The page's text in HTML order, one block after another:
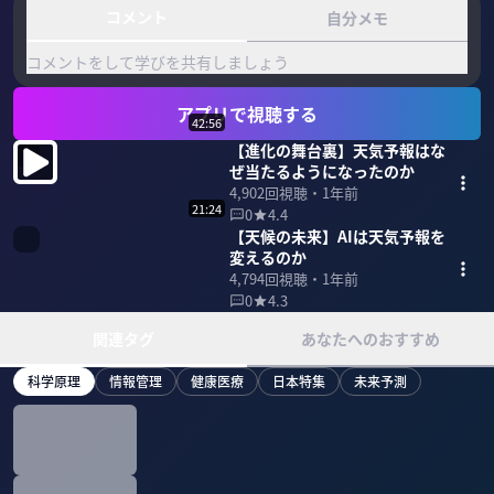
自分メモ
コメントをして学びを共有しましょう
アプリで視聴する
42:56
【進化の舞台裏】天気予報はな
ぜ当たるようになったのか
4,902回視聴・ 1年前
0
4.4
21:24
【天候の未来】AIは天気予報を
変えるのか
4,794回視聴・ 1年前
0
4.3
あなたへのおすすめ
科学原理 情報管理 健康医療 日本特集 未来予測